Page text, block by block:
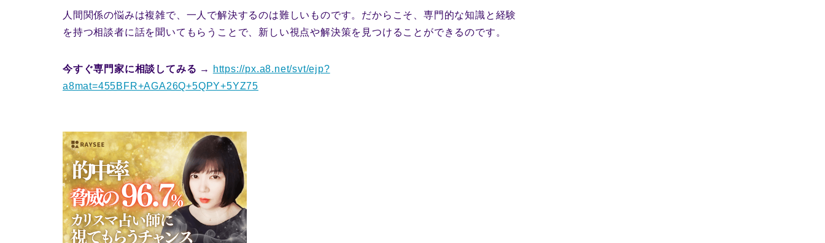
人間関係の悩みは複雑で、一人で解決するのは難しいものです。だからこそ、専門的な知識と経験
を持つ相談者に話を聞いてもらうことで、新しい視点や解決策を見つけることができるのです。
今すぐ専門家に相談してみる →
https://px.a8.net/svt/ejp?
a8mat=455BFR+AGA26Q+5QPY+5YZ75